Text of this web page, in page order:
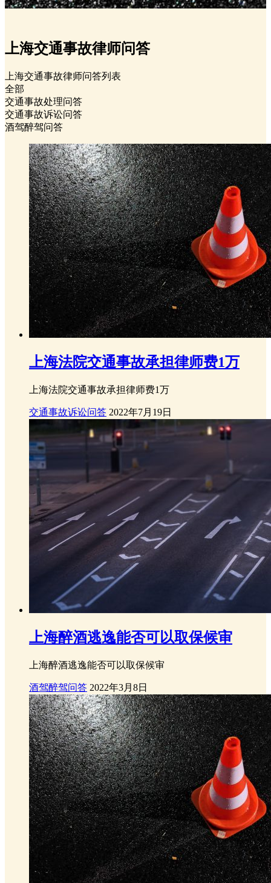
上海交通事故律师问答
上海交通事故律师问答列表
全部
交通事故处理问答
交通事故诉讼问答
酒驾醉驾问答
上海法院交通事故承担律师费1万
上海法院交通事故承担律师费1万
交通事故诉讼问答 2022年7月19日
上海醉酒逃逸能否可以取保候审
上海醉酒逃逸能否可以取保候审
酒驾醉驾问答 2022年3月8日